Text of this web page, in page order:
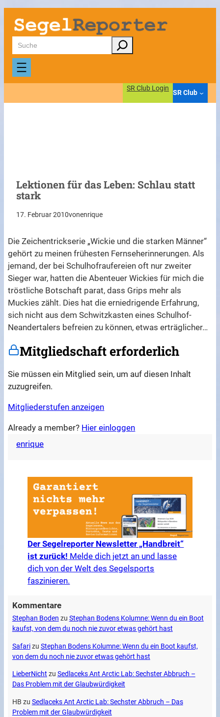
Zum
Inhalt
springen
Suchen
SR Club Login
SR Club
Lektionen für das Leben: Schlau statt
stark
17. Februar 2010vonenrique
Die Zeichentrickserie „Wickie und die starken Männer“
gehört zu meinen frühesten Fernseherinnerungen. Als
jemand, der bei Schulhofraufereien oft nur zweiter
Sieger war, hatten die Abenteuer Wickies für mich die
tröstliche Botschaft parat, dass Grips mehr als
Muckies zählt. Dies hat die erniedrigende Erfahrung,
sich nicht aus dem Schwitzkasten eines Schulhof-
Neandertalers befreien zu können, etwas erträglicher…
Mitgliedschaft erforderlich
Sie müssen ein Mitglied sein, um auf diesen Inhalt
zuzugreifen.
Mitgliederstufen anzeigen
Already a member? Hier einloggen
enrique
Der Segelreporter Newsletter „Handbreit“
ist zurück! Melde dich jetzt an und lasse
dich von der Welt des Segelsports
faszinieren.
Kommentare
Stephan Boden zu Stephan Bodens Kolumne: Wenn du ein Boot
kaufst, von dem du noch nie zuvor etwas gehört hast
Safarizu Stephan Bodens Kolumne: Wenn du ein Boot kaufst,
von dem du noch nie zuvor etwas gehört hast
LieberNicht zu Sedlaceks Ant Arctic Lab: Sechster Abbruch –
Das Problem mit der Glaubwürdigkeit
HB zu Sedlaceks Ant Arctic Lab: Sechster Abbruch – Das
Problem mit der Glaubwürdigkeit